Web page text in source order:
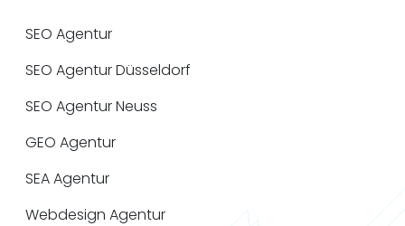
SEO Agentur
SEO Agentur Düsseldorf
SEO Agentur Neuss
GEO Agentur
SEA Agentur
Webdesign Agentur